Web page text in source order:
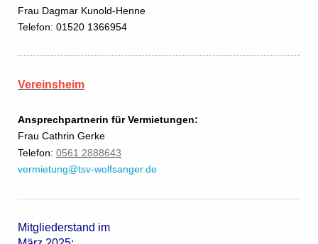
Frau Dagmar Kunold-Henne
Telefon: 01520 1366954
Vereinsheim
Ansprechpartnerin für Vermietungen:
Frau Cathrin Gerke
Telefon: 0561 2888643
vermietung@tsv-wolfsanger.de
Mitgliederstand im